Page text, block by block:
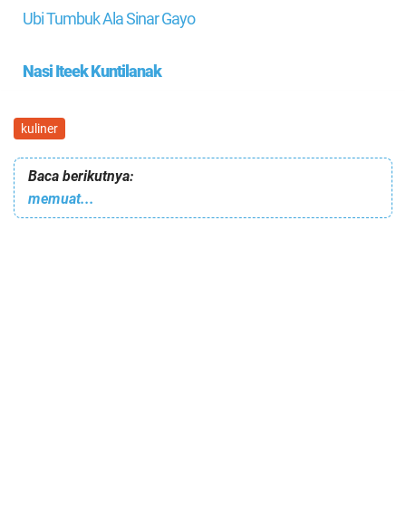
Ubi Tumbuk Ala Sinar Gayo
Nasi Iteek Kuntilanak
kuliner
Baca berikutnya:
memuat...